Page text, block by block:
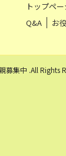
トップペー
Q&A
お
集中 .All Rights